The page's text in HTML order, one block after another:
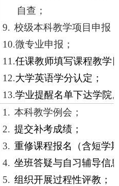
自查；
9. 校级本科教学项目申报
10.微专业申报；
11.任课教师填写课程教学
12.大学英语学分认定；
13.学业提醒名单下达学院
1. 本科教学例会；
2. 提交补考成绩；
3. 重修课程报名（含短学
4. 坐班答疑与自习辅导信
5. 组织开展过程性评教；